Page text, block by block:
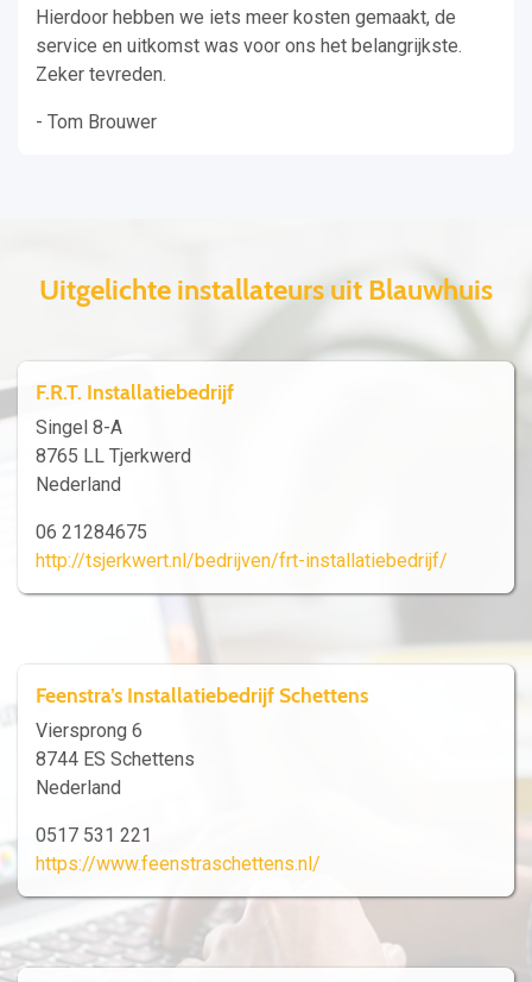
Hierdoor hebben we iets meer kosten gemaakt, de
service en uitkomst was voor ons het belangrijkste.
Zeker tevreden.
- Tom Brouwer
Uitgelichte installateurs uit Blauwhuis
F.R.T. Installatiebedrijf
Singel 8-A
8765 LL Tjerkwerd
Nederland
06 21284675
http://tsjerkwert.nl/bedrijven/frt-installatiebedrijf/
Feenstra’s Installatiebedrijf Schettens
Viersprong 6
8744 ES Schettens
Nederland
0517 531 221
https://www.feenstraschettens.nl/